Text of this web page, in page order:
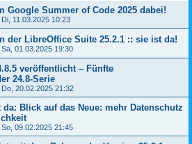
Google Summer of Code 2025 dabei!
Di, 11.03.2025 10:23
der LibreOffice Suite 25.2.1 :: sie ist da!
Sa, 01.03.2025 19:30
veröffentlicht – Fünfte
24.8-Serie
Do, 20.02.2025 21:32
Blick auf das Neue: mehr Datenschutz
So, 09.02.2025 21:45